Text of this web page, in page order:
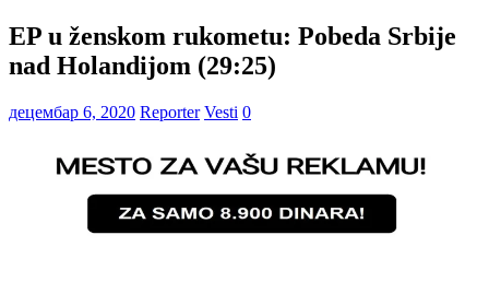
EP u ženskom rukometu: Pobeda Srbije
nad Holandijom (29:25)
децембар 6, 2020 Reporter Vesti 0